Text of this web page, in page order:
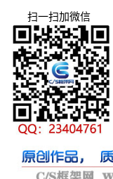
扫一扫加微信